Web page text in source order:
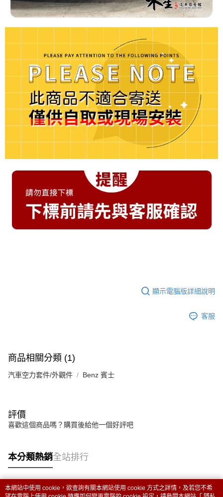
顯示電腦版詳細說明
客服
商品相關分類 (1)
汽車空力套件/外觀件 Benz 賓士
評價
喜歡這個商品嗎？購買後給他一個好評吧
本分類熱銷全站排行
本網站中使用 cookie，欲查詢有關本網站使用 cookie 方式之詳情，及若您不希